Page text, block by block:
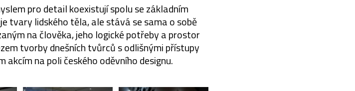
pro detail koexistují spolu se základním
tvary lidského těla, ale stává se sama o sobě
na člověka, jeho logické potřeby a prostor
tvorby dnešních tvůrců s odlišnými přístupy
akcím na poli českého oděvního designu.